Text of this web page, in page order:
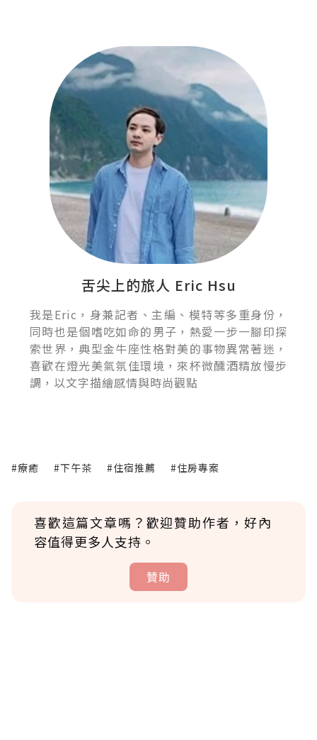
舌尖上的旅人 Eric Hsu
我是Eric，身兼記者、主編、模特等多重身份，
同時也是個嗜吃如命的男子，熱愛一步一腳印探
索世界，典型金牛座性格對美的事物異常著迷，
喜歡在燈光美氣氛佳環境，來杯微醺酒精放慢步
調，以文字描繪感情與時尚觀點
#療癒 #下午茶 #住宿推薦 #住房專案
喜歡這篇文章嗎？歡迎贊助作者，好內
容值得更多人支持。
贊助